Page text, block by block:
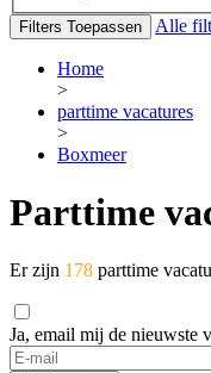
Filters Toepassen Alle
Home
>
parttime vacatures
>
Boxmeer
Parttime
Er zijn 178 parttime
Ja, email mij de nieuwste